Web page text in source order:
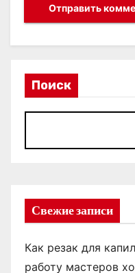
Поиск
Свежие записи
Как резак для
работу мастеров